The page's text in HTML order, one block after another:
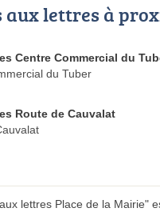
aux lettres à
Centre Commercial du
du Tuber
Route de Cauvalat
lettres Place de la Mairie"